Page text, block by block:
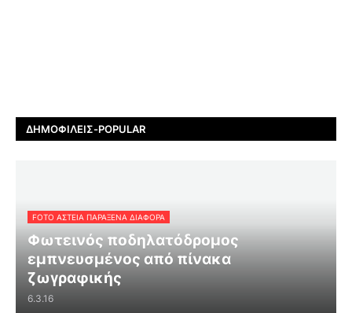
ΔΗΜΟΦΙΛΕΊΣ-POPULAR
FOTO ΑΣΤΕΙΑ ΠΑΡΑΞΕΝΑ ΔΙΑΦΟΡΑ
Φωτεινός ποδηλατόδρομος
εμπνευσμένος από πίνακα
ζωγραφικής
6.3.16